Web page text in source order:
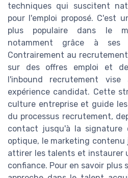
techniques qui suscitent
pour l'emploi proposé. C'est
plus populaire dans le
notamment grâce à ses
Contrairement au
sur des offres emploi et
l'inbound recrutement
expérience candidat. Cette
culture entreprise et guide
du processus recrutement,
contact jusqu'à la
optique, le marketing contenu
attirer les talents et instaurer
confiance. Pour en savoir